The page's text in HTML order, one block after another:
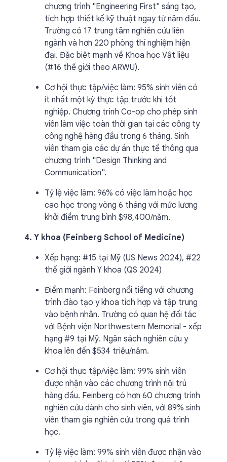
chương trình "Engineering First" sáng tạo,
tích hợp thiết kế kỹ thuật ngay từ năm đầu.
Trường có 17 trung tâm nghiên cứu liên
ngành và hơn 220 phòng thí nghiệm hiện
đại. Đặc biệt mạnh về Khoa học Vật liệu
(#16 thế giới theo ARWU).
Cơ hội thực tập/việc làm: 95% sinh viên có
ít nhất một kỳ thực tập trước khi tốt
nghiệp. Chương trình Co-op cho phép sinh
viên làm việc toàn thời gian tại các công ty
công nghệ hàng đầu trong 6 tháng. Sinh
viên tham gia các dự án thực tế thông qua
chương trình "Design Thinking and
Communication".
Tỷ lệ việc làm: 96% có việc làm hoặc học
cao học trong vòng 6 tháng với mức lương
khởi điểm trung bình $98,400/năm.
4. Y khoa (Feinberg School of Medicine)
Xếp hạng: #15 tại Mỹ (US News 2024), #22
thế giới ngành Y khoa (QS 2024)
Điểm mạnh: Feinberg nổi tiếng với chương
trình đào tạo y khoa tích hợp và tập trung
vào bệnh nhân. Trường có quan hệ đối tác
với Bệnh viện Northwestern Memorial - xếp
hạng #9 tại Mỹ. Ngân sách nghiên cứu y
khoa lên đến $534 triệu/năm.
Cơ hội thực tập/việc làm: 99% sinh viên
được nhận vào các chương trình nội trú
hàng đầu. Feinberg có hơn 60 chương trình
nghiên cứu dành cho sinh viên, với 89% sinh
viên tham gia nghiên cứu trong quá trình
học.
Tỷ lệ việc làm: 99% sinh viên được nhận vào